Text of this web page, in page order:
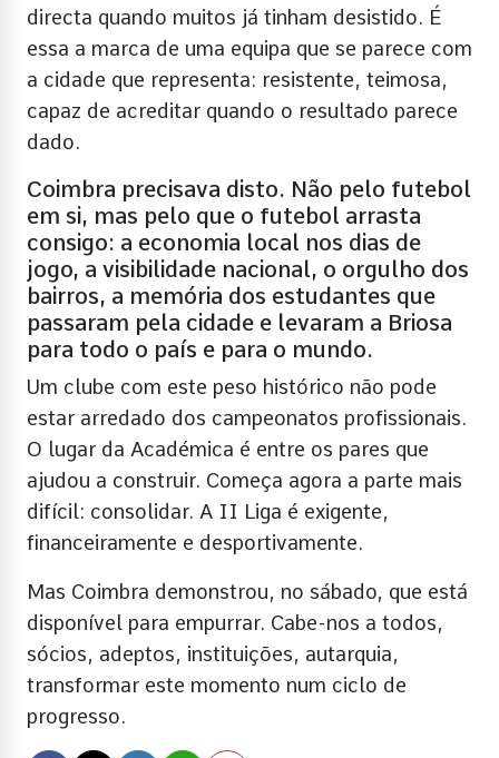
directa quando muitos já tinham desistido. É
essa a marca de uma equipa que se parece com
a cidade que representa: resistente, teimosa,
capaz de acreditar quando o resultado parece
dado.
Coimbra precisava disto. Não pelo futebol
em si, mas pelo que o futebol arrasta
consigo: a economia local nos dias de
jogo, a visibilidade nacional, o orgulho dos
bairros, a memória dos estudantes que
passaram pela cidade e levaram a Briosa
para todo o país e para o mundo.
Um clube com este peso histórico não pode
estar arredado dos campeonatos profissionais.
O lugar da Académica é entre os pares que
ajudou a construir. Começa agora a parte mais
difícil: consolidar. A II Liga é exigente,
financeiramente e desportivamente.
Mas Coimbra demonstrou, no sábado, que está
disponível para empurrar. Cabe-nos a todos,
sócios, adeptos, instituições, autarquia,
transformar este momento num ciclo de
progresso.